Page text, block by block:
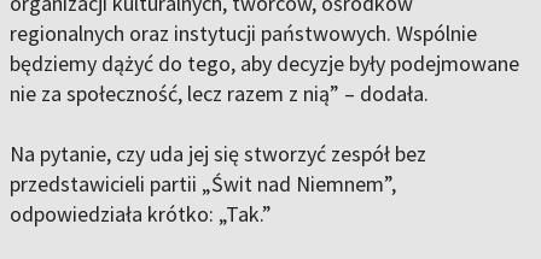
regionalnych oraz instytucji państwowych. Wspólnie
będziemy dążyć do tego, aby decyzje były podejmowane
nie za społeczność, lecz razem z nią” – dodała.
Na pytanie, czy uda jej się stworzyć zespół bez
przedstawicieli partii „Świt nad Niemnem”,
odpowiedziała krótko: „Tak.”